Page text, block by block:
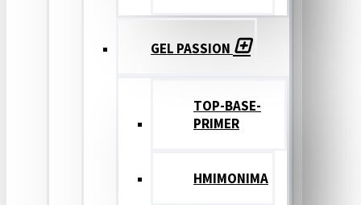
GEL PASSION
TOP-BASE-
PRIMER
ΗΜΙΜΟΝΙΜΑ